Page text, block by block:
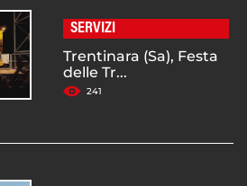
SERVIZI
Trentinara (Sa), Festa
delle Tr...
241